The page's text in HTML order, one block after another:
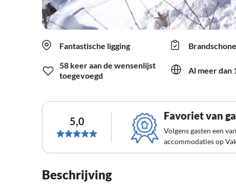
Fantastische ligging
58 keer aan de wensenlijst
toegevoegd
Al meer dan
5,0 Favoriet van
Volgens gasten een
accommodaties op
Beschrijving